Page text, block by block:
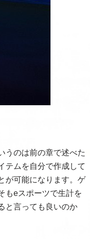
うのは前の章で述べた
テムを自分で作成して
が可能になります。ゲ
もeスポーツで生計を
と言っても良いのか